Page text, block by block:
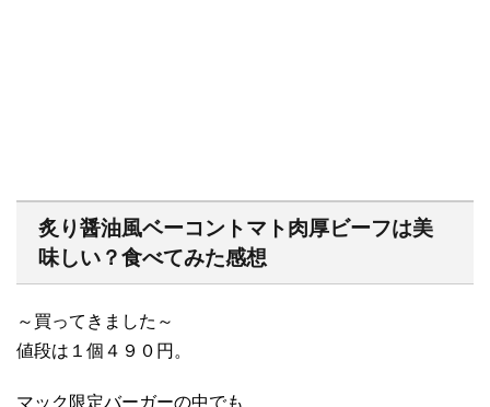
炙り醤油風ベーコントマト肉厚ビーフは美
味しい？食べてみた感想
～買ってきました～
値段は１個４９０円。
マック限定バーガーの中でも